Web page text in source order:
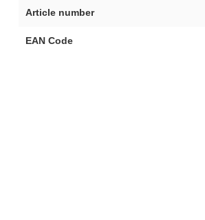
Article number
EAN Code